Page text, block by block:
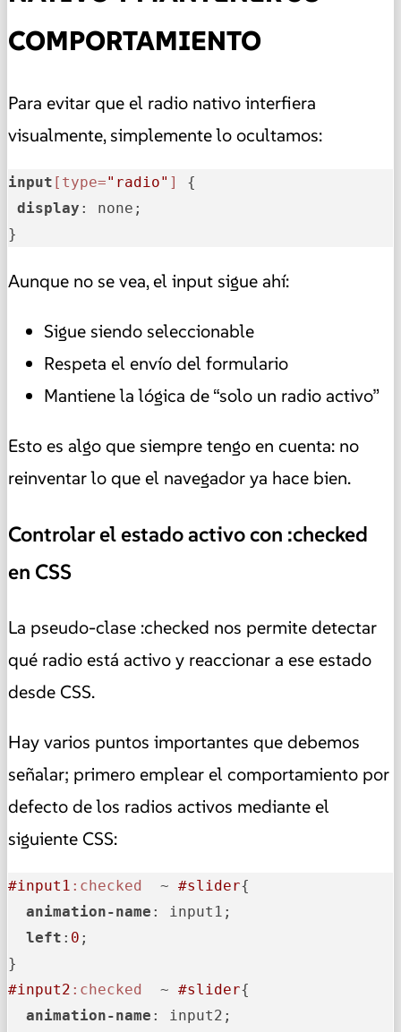
COMPORTAMIENTO
Para evitar que el radio nativo interfiera
visualmente, simplemente lo ocultamos:
input [type="radio" ]
{
display : none;
}
Aunque no se vea, el input sigue ahí:
Sigue siendo seleccionable
Respeta el envío del formulario
Mantiene la lógica de “solo un radio activo”
Esto es algo que siempre tengo en cuenta: no
reinventar lo que el navegador ya hace bien.
Controlar el estado activo con :checked
en CSS
La pseudo-clase :checked nos permite detectar
qué radio está activo y reaccionar a ese estado
desde CSS.
Hay varios puntos importantes que debemos
señalar; primero emplear el comportamiento por
defecto de los radios activos mediante el
siguiente CSS:
#input1 :checked
  ~
#slider{
animation-name : input1;
left : 0 ;
#input2 :checked
  ~
#slider{
animation-name : input2;